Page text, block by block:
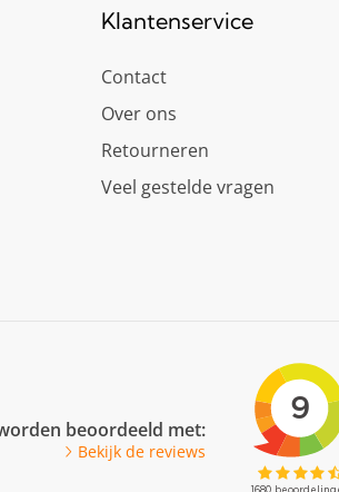
Klantenservice
Contact
Over ons
Retourneren
Veel gestelde vragen
beoordeeld met:
Bekijk de reviews